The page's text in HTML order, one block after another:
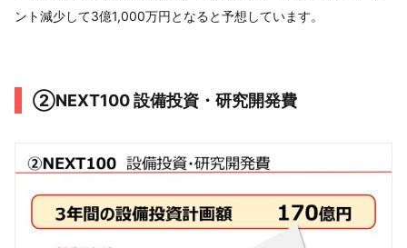
ント減少して3億1,000万円となると予想しています。
②NEXT100 設備投資・研究開発費